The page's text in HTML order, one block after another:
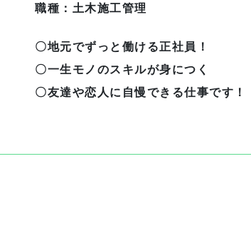
職種：土木施工管理
〇地元でずっと働ける正社員！
〇一生モノのスキルが身につく
〇友達や恋人に自慢できる仕事です！